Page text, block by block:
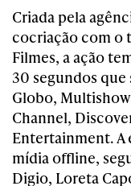
Criada pela
cocriação com o
Filmes, a ação
30 segundos
Globo,
Channel,
Entertainment. A
mídia offline,
Digio, Loreta